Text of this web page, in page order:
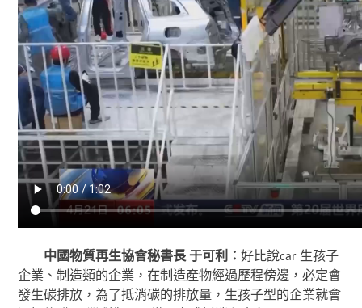
中國物質再生協會秘書長 于可利：好比說car 生孩子
企業、制造類的企業，在制造產物經過歷程傍邊，必定會
發生碳排放，為了抵消碳的排放量，生孩子型的企業就會